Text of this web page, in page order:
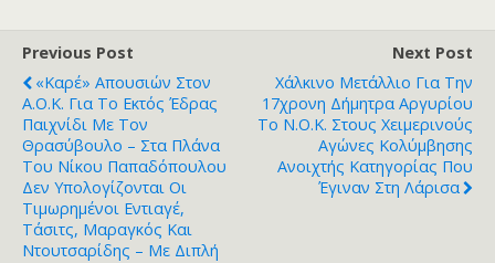
Previous Post
«Καρέ» Απουσιών Στον
Α.Ο.Κ. Για Το Εκτός Έδρας
Παιχνίδι Με Τον
Θρασύβουλο – Στα Πλάνα
Του Νίκου Παπαδόπουλου
Δεν Υπολογίζονται Οι
Τιμωρημένοι Εντιαγέ,
Τάσιτς, Μαραγκός Και
Ντουτσαρίδης – Με Διπλή
Next Post
Χάλκινο Μετάλλιο Για Την
17χρονη Δήμητρα Αργυρίου
Το Ν.Ο.Κ. Στους Χειμερινούς
Αγώνες Κολύμβησης
Ανοιχτής Κατηγορίας Που
Έγιναν Στη Λάρισα